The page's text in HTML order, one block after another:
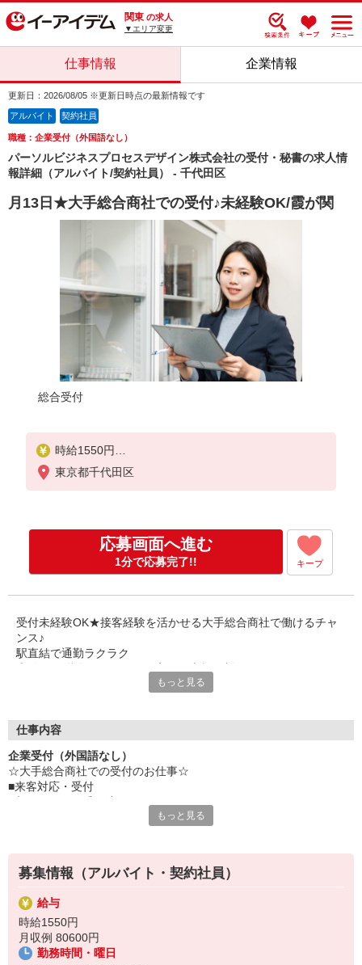
関東 の求人
▼エリア変更
仕事情報 企業情報
更新日：2026/08/05 ※更新日時点の最新情報です
アルバイト 契約社員
職種：企業受付（外国語なし）
パーソルビジネスプロセスデザイン株式会社の受付・秘書の求人情
報詳細（アルバイト/契約社員） - 千代田区
月13日★大手総合商社での受付♪未経験OK/霞が関
総合受付
時給1550円
月収例 80600円
東京都千代田区
応募画面へ進む
1分で応募完了!! キープ
受付未経験OK★接客経験を活かせる大手総合商社で働けるチャ
ンス♪
駅直結で通勤ラクラク
もっと見る
仕事内容
企業受付（外国語なし）
☆大手総合商社での受付のお仕事☆
■来客対応・受付
※サポート体制が整っているので安心してスタートできます♪
もっと見る
募集情報（アルバイト・契約社員）
給与
時給1550円
月収例 80600円
勤務時間・曜日